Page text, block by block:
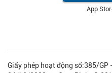
App
Giấy phép hoạt động số:385/GP